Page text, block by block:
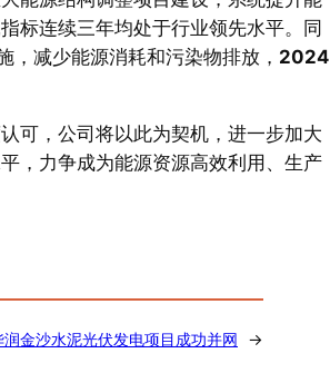
标连续三年均处于行业领先水平。同
，减少能源消耗和污染物排放， 2024
可，公司将以此为契机，进一步加大
，力争成为能源资源高效利用、生产
润金沙水泥光伏发电项目成功并网 →